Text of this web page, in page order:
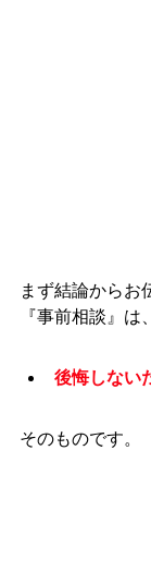
まず結論からお
『事前相談』は、
後悔しない
そのものです。